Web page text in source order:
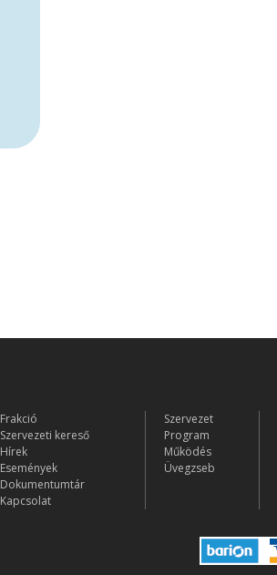
Frakció
Szervezeti kereső
Hírek
Események
Dokumentumtár
Kapcsolat
Szervezet
Program
Működés
Üvegzseb